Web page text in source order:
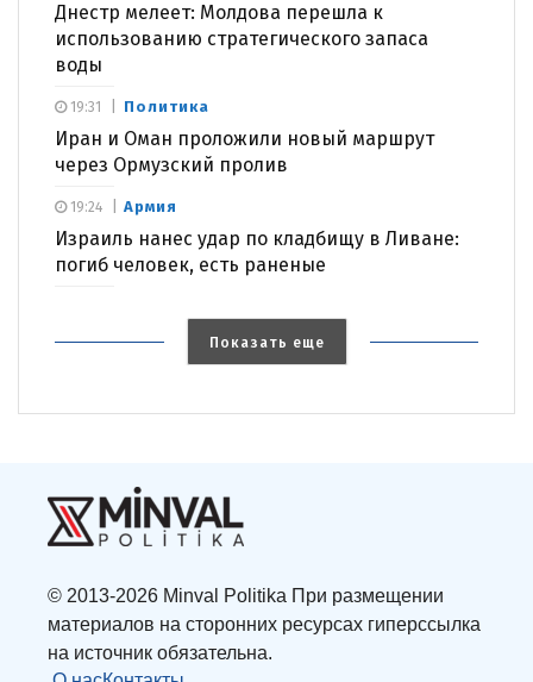
Днестр мелеет: Молдова перешла к
использованию стратегического запаса
воды
Политика
Иран и Оман проложили новый маршрут
через Ормузский пролив
19:31
Армия
Израиль нанес удар по кладбищу в Ливане:
погиб человек, есть раненые
19:24
Показать еще
© 2013-2026 Minval Politika При размещении
материалов на сторонних ресурсах гиперссылка
на источник обязательна.